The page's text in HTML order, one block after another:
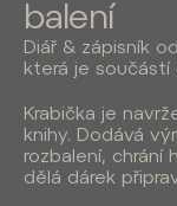
balení
Diář & zápisník
která je součástí
Krabička je
knihy. Dodává
rozbalení, chrání
dělá dárek